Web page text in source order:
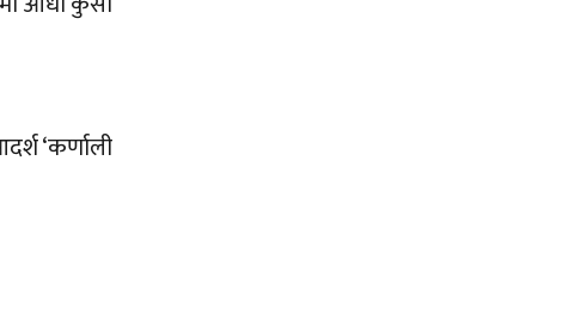
‘कर्णाली